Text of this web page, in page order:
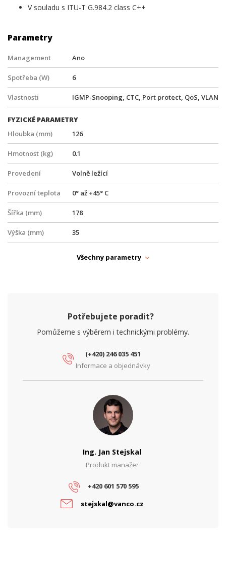
V souladu s ITU-T G.984.2 class C++
Parametry
Management Ano
Spotřeba (W) 6
Vlastnosti IGMP-Snooping, CTC, Port protect, QoS, VLAN
FYZICKÉ PARAMETRY
Hloubka (mm)
126
Hmotnost (kg) 0.1
Provedení Volně ležící
Provozní teplota 0° až +45° C
Šířka (mm) 178
Výška (mm) 35
PARAMETRY ETHERNET
PARAMETRY NAPÁJENÍ
1
Standard PON GPON
Všechny parametry
Potřebujete poradit?
Pomůžeme s výběrem i technickými problémy.
(+420) 246 035 451
Informace a objednávky
Ing. Jan Stejskal
Produkt manažer
+420 601 570 595
stejskal@vanco.cz